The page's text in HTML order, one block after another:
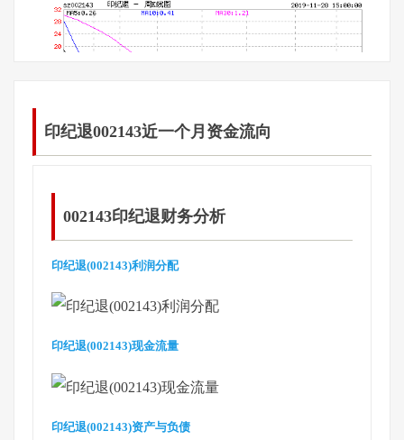
印纪退002143近一个月资金流向
002143印纪退财务分析
印纪退(002143)利润分配
印纪退(002143)现金流量
印纪退(002143)资产与负债